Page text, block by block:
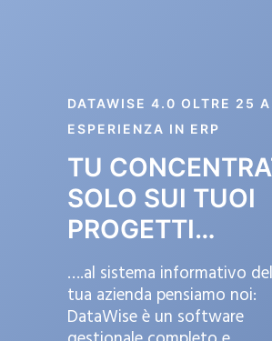
DATAWISE 4.0 OLTRE 25
ESPERIENZA IN ERP
TU
SOLO SUI TUOI
PROGETTI…
….al sistema informativo
tua azienda pensiamo noi:
DataWise è un software